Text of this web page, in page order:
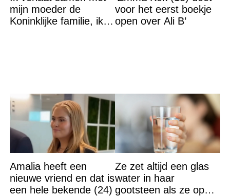
mijn moeder de
Koninklijke familie, ik
voor het eerst boekje
open over Ali B’
Amalia heeft een
nieuwe vriend en dat is
een hele bekende (24)
Ze zet altijd een glas
water in haar
gootsteen als ze op